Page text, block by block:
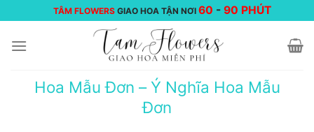
đến
nội
TÂM FLOWERS GIAO HOA TẬN NƠI 60 -90 PHÚT
Hoa Mẫu Đơn – Ý Nghĩa Hoa Mẫu
Đơn